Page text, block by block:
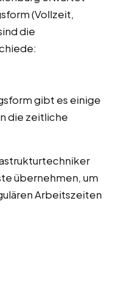
(Vollzeit,
die
gibt es einige
die zeitliche
übernehmen, um
Arbeitszeiten